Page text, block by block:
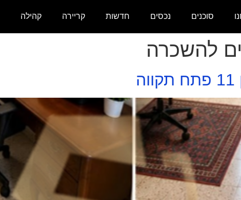
סוכנים נכסים חדשות קריירה קהילה
להשכרה